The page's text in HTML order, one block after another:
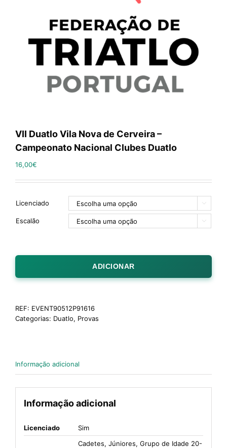
VII Duatlo Vila Nova de Cerveira –
Campeonato Nacional Clubes Duatlo
16,00€
Licenciado 
Escalão 
ADICIONAR
REF: EVENT90512P91616
Categorias: Duatlo, Provas
Informação adicional
Informação adicional
Licenciado Sim
Cadetes, Júniores, Grupo de Idade 20-